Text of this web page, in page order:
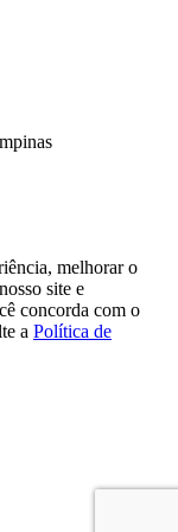
melhorar o
site e
concorda com o
a Política de